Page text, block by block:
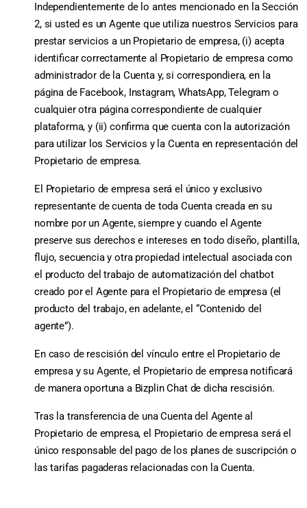
Independientemente de lo antes mencionado en la Sección
2, si usted es un Agente que utiliza nuestros Servicios para
prestar servicios a un Propietario de empresa, (i) acepta
identificar correctamente al Propietario de empresa como
administrador de la Cuenta y, si correspondiera, en la
página de Facebook, Instagram, WhatsApp, Telegram o
cualquier otra página correspondiente de cualquier
plataforma, y (ii) confirma que cuenta con la autorización
para utilizar los Servicios y la Cuenta en representación del
Propietario de empresa.
El Propietario de empresa será el único y exclusivo
representante de cuenta de toda Cuenta creada en su
nombre por un Agente, siempre y cuando el Agente
preserve sus derechos e intereses en todo diseño, plantilla,
flujo, secuencia y otra propiedad intelectual asociada con
el producto del trabajo de automatización del chatbot
creado por el Agente para el Propietario de empresa (el
producto del trabajo, en adelante, el “Contenido del
agente”).
En caso de rescisión del vínculo entre el Propietario de
empresa y su Agente, el Propietario de empresa notificará
de manera oportuna a Bizplin Chat de dicha rescisión.
Tras la transferencia de una Cuenta del Agente al
Propietario de empresa, el Propietario de empresa será el
único responsable del pago de los planes de suscripción o
las tarifas pagaderas relacionadas con la Cuenta.